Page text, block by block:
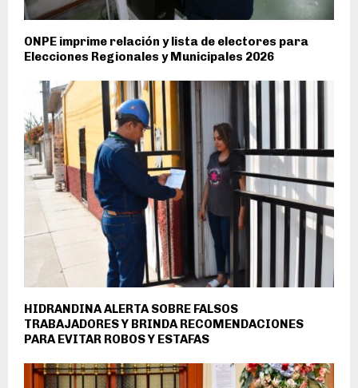
ONPE imprime relación y lista de electores para
Elecciones Regionales y Municipales 2026
HIDRANDINA ALERTA SOBRE FALSOS
TRABAJADORES Y BRINDA RECOMENDACIONES
PARA EVITAR ROBOS Y ESTAFAS